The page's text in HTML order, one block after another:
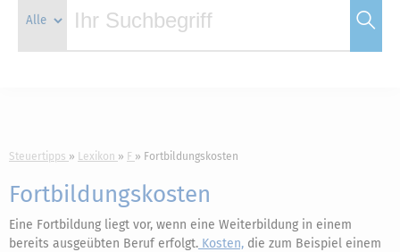

Steuertipps Lexikon F Fortbildungskosten
Fortbildungskosten
Eine Fortbildung liegt vor, wenn eine Weiterbildung in einem
bereits ausgeübten Beruf erfolgt. Kosten, die zum Beispiel einem